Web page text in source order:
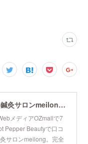
【公式】恵比寿の美容鍼灸サロンmeilong｜ツボを押さえた針・お灸の治療で美容と健康を叶えます
メディアOZmallで7
Pepper Beautyで口コ
サロンmeilong。完全